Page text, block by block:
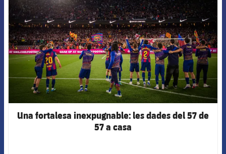
Una fortalesa inexpugnable: les dades del 57 de
57 a casa